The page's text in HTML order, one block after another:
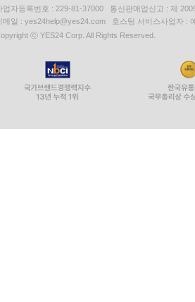
업자등록번호 : 229-81-37000 통신판매업신고 : 제
메일 : yes24help@yes24.com 호스팅 서비스사업자 :
ⓒ YES24 Corp. All Rights Reserved.